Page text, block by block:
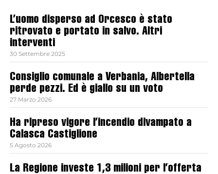
L’uomo disperso ad Orcesco è stato
ritrovato e portato in salvo. Altri
interventi
30 Settembre 2025
Consiglio comunale a Verbania, Albertella
perde pezzi. Ed è giallo su un voto
27 Marzo 2026
Ha ripreso vigore l’incendio divampato a
Calasca Castiglione
5 Agosto 2026
La Regione investe 1,3 milioni per l’offerta